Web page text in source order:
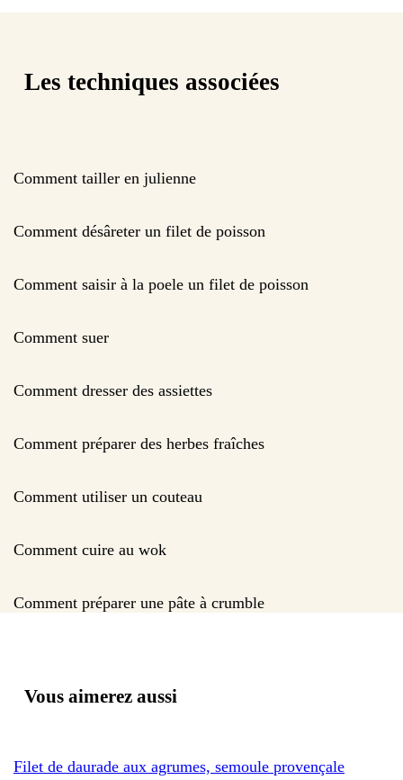
Les techniques associées
Comment tailler en julienne
Comment désâreter un filet de poisson
Comment saisir à la poele un filet de poisson
Comment suer
Comment dresser des assiettes
Comment préparer des herbes fraîches
Comment utiliser un couteau
Comment cuire au wok
Comment préparer une pâte à crumble
Vous aimerez aussi
Filet de daurade aux agrumes, semoule provençale